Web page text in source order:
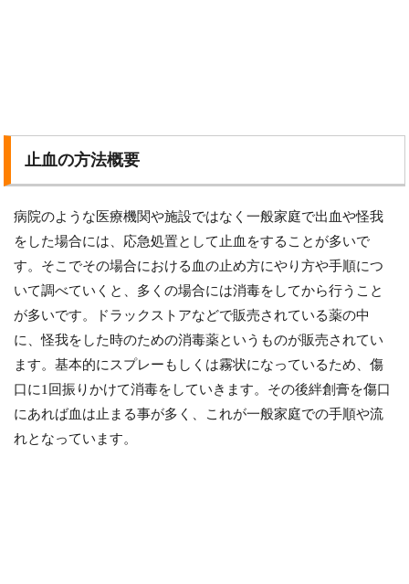
止血の方法概要
病院のような医療機関や施設ではなく一般家庭で出血や怪我
をした場合には、応急処置として止血をすることが多いで
す。そこでその場合における血の止め方にやり方や手順につ
いて調べていくと、多くの場合には消毒をしてから行うこと
が多いです。ドラックストアなどで販売されている薬の中
に、怪我をした時のための消毒薬というものが販売されてい
ます。基本的にスプレーもしくは霧状になっているため、傷
口に1回振りかけて消毒をしていきます。その後絆創膏を傷口
にあれば血は止まる事が多く、これが一般家庭での手順や流
れとなっています。